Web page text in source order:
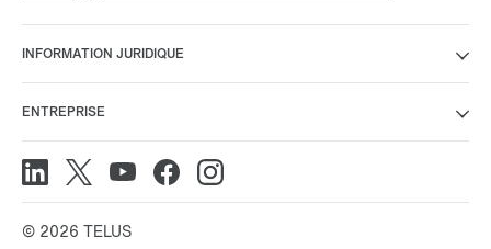
INFORMATION JURIDIQUE
ENTREPRISE
© 2026 TELUS